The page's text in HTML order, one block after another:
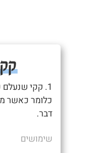
1. קקי
כלומר כאשר
דבר.
שימושים